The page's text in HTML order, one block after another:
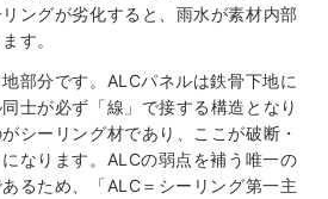
ングが劣化すると、雨水が素材内部
す。
部分です。ALCパネルは鉄骨下地に
士が必ず「線」で接する構造となり
シーリング材であり、ここが破断・
なります。ALCの弱点を補う唯一の
るため、「ALC＝シーリング第一主